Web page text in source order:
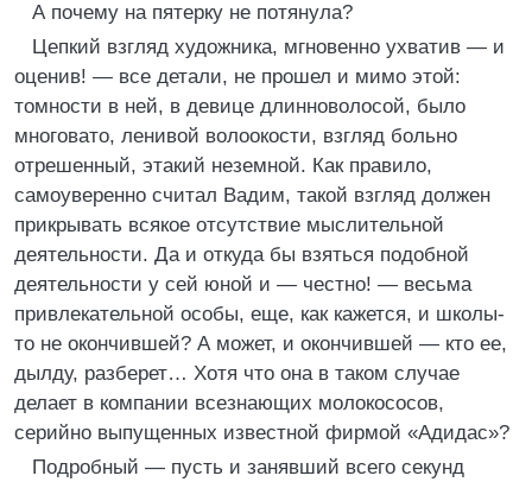
А почему на пятерку не потянула?
Цепкий взгляд художника, мгновенно ухватив — и
оценив! — все детали, не прошел и мимо этой:
томности в ней, в девице длинноволосой, было
многовато, ленивой волоокости, взгляд больно
отрешенный, этакий неземной. Как правило,
самоуверенно считал Вадим, такой взгляд должен
прикрывать всякое отсутствие мыслительной
деятельности. Да и откуда бы взяться подобной
деятельности у сей юной и — честно! — весьма
привлекательной особы, еще, как кажется, и школы-
то не окончившей? А может, и окончившей — кто ее,
дылду, разберет… Хотя что она в таком случае
делает в компании всезнающих молокососов,
серийно выпущенных известной фирмой «Адидас»?
Подробный — пусть и занявший всего секунд